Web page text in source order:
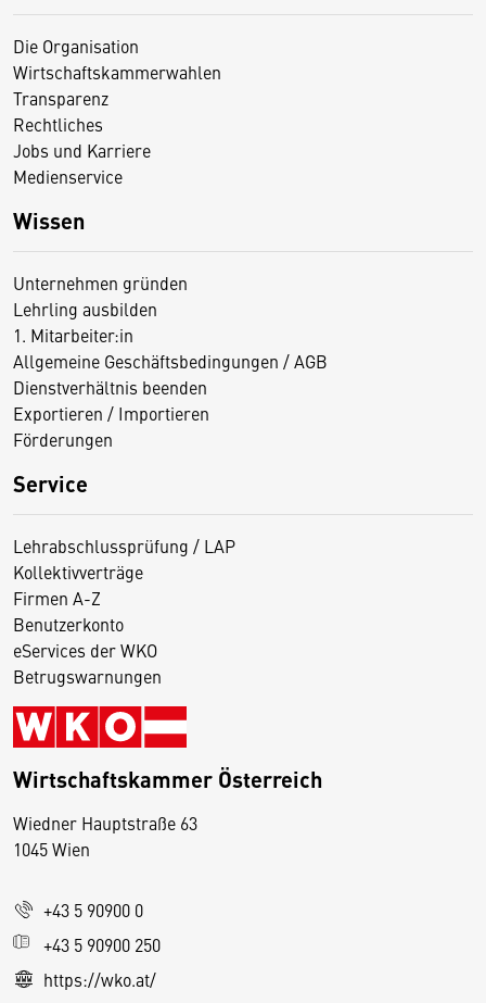
Die Organisation
Wirtschaftskammerwahlen
Transparenz
Rechtliches
Jobs und Karriere
Medienservice
Wissen
Unternehmen gründen
Lehrling ausbilden
1. Mitarbeiter:in
Allgemeine Geschäftsbedingungen / AGB
Dienstverhältnis beenden
Exportieren / Importieren
Förderungen
Service
Lehrabschlussprüfung / LAP
Kollektivverträge
Firmen A-Z
Benutzerkonto
eServices der WKO
Betrugswarnungen
Wirtschaftskammer Österreich
Wiedner Hauptstraße 63
1045 Wien
+43 5 90900 0
+43 5 90900 250
https://wko.at/
D
s
e
S